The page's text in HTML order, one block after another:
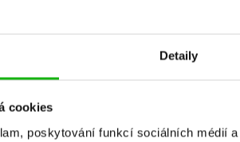
Detaily
cookies
poskytování funkcí sociálních médií
MOHLO BY VÁS TAKÉ